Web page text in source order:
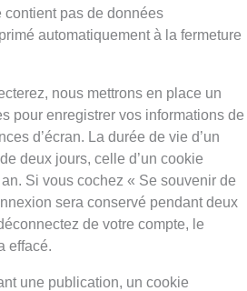
pas de données
automatiquement à la fermeture
nous mettrons en place un
pour enregistrer vos informations de
d’écran. La durée de vie d’un
deux jours, celle d’un cookie
an. Si vous cochez « Se souvenir de
sera conservé pendant deux
de votre compte, le
effacé.
une publication, un cookie